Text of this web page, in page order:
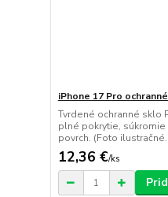
iPhone 17 Pro
Tvrdené ochranné sklo
plné pokrytie,
povrch. (Foto
12,36 €/ks